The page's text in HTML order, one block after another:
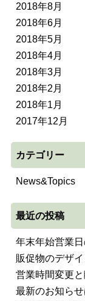
2018年8月
2018年6月
2018年5月
2018年4月
2018年3月
2018年2月
2018年1月
2017年12月
カテゴリー
News&Topics
最近の投稿
年末年始営業
販促物のデザイ
営業時間変更
最新のお知ら